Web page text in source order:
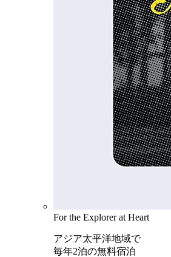
For the Explorer at Heart
アジア太平洋地域で
毎年2泊の無料宿泊